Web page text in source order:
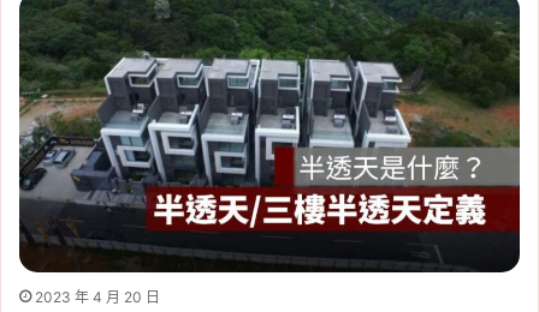
2023 年 4 月 20 日